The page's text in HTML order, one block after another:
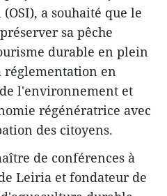
a souhaité que le
sa pêche
durable en plein
réglementation en
l'environnement et
régénératrice avec
des citoyens.
de conférences à
Leiria et fondateur de